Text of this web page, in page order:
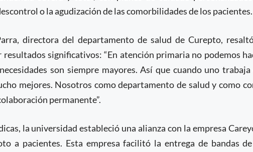
o la agudización de las comorbilidades de los pacientes.
directora del departamento de salud de Curepto,
significativos: “En atención primaria no podemos
son siempre mayores. Así que cuando uno
mejores. Nosotros como departamento de salud y como
permanente”.
la universidad estableció una alianza con la empresa
a pacientes. Esta empresa facilitó la entrega de bandas